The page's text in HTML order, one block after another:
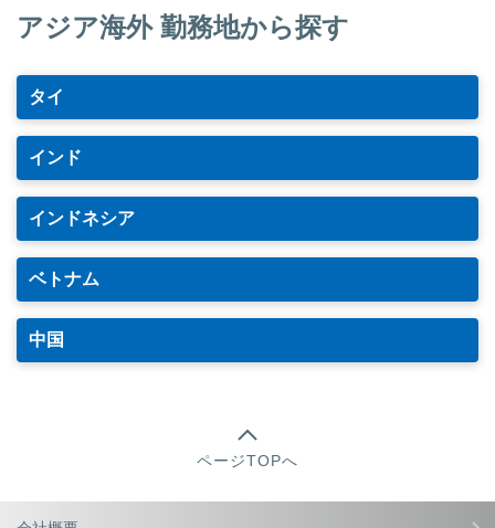
アジア海外 勤務地から探す
タイ
インド
インドネシア
ベトナム
中国
ページTOPへ